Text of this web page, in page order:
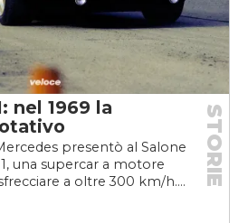
nel 1969 la
presentò al Salone
una supercar a motore
a oltre 300 km/h....
STORIE